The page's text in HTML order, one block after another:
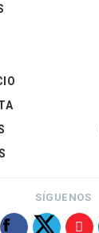
SÍGUENOS